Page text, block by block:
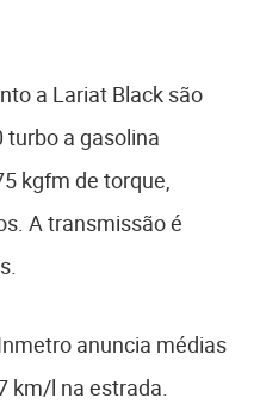
a Lariat Black são
a gasolina
kgfm de torque,
A transmissão é
anuncia médias
km/l na estrada.